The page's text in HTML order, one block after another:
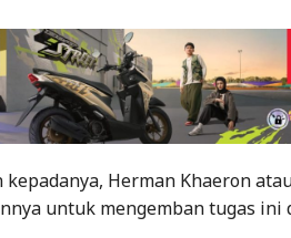
Herman Khaeron
untuk mengemban tugas ini